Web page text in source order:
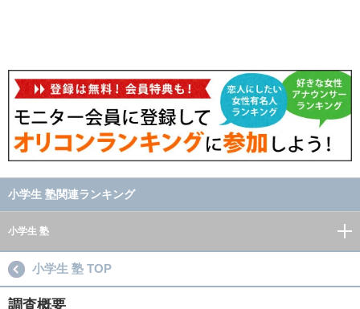
小学生 塾関連ランキング
小学生 塾
小学生 塾 TOP
調査概要